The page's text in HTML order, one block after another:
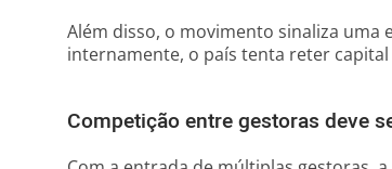
Além disso, o movimento sinaliza
internamente, o país tenta reter
Competição entre gestoras deve